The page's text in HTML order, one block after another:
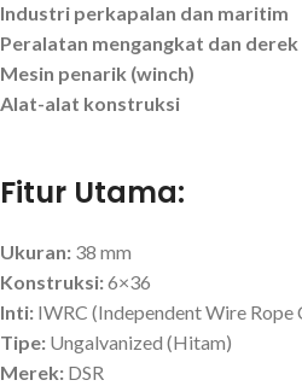
Industri perkapalan dan maritim
Peralatan mengangkat dan derek
Mesin penarik (winch)
Alat-alat konstruksi
Fitur Utama:
Ukuran: 38 mm
Konstruksi:6×36
Inti: IWRC (Independent Wire Rope
Tipe: Ungalvanized (Hitam)
Merek: DSR